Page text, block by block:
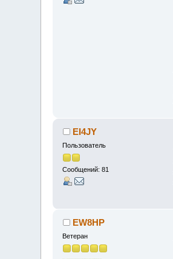
EI4JY
Пользователь
Сообщений: 81
EW8HP
Ветеран